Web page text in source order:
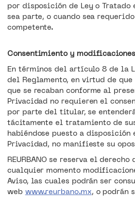
por disposición de Ley o Tratado
sea parte, o cuando sea
competente.
Consentimiento y modificaciones
En términos del artículo 8 de la
del Reglamento, en virtud de
que se recaban conforme al
Privacidad no requieren el
por parte del titular, se
tácitamente el tratamiento de
habiéndose puesto a disposición
Privacidad, no manifieste su
REURBANO se reserva el
cualquier momento
Aviso, las cuales podrán ser
web www.reurbano.mx, o podrán